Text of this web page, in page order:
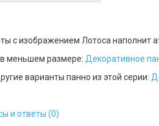
с изображением Лотоса
меньшем размере: Декоративное
варианты панно из этой серии:
и ответы (0)